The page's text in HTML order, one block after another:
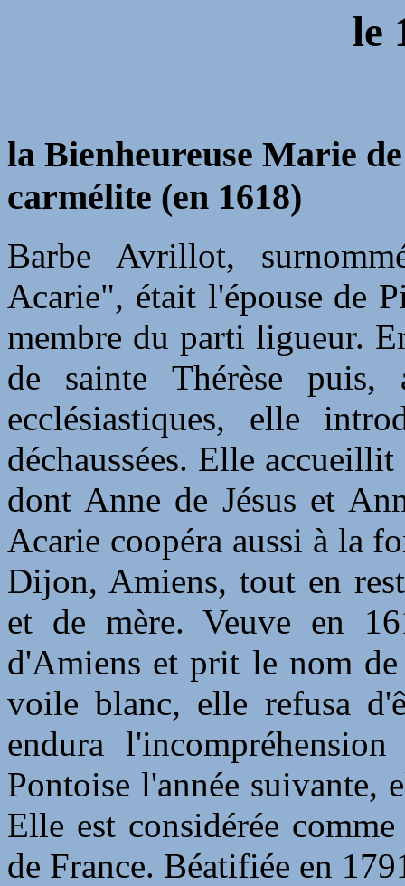
le
la Bienheureuse Marie
carmélite (en 1618)
Barbe Avrillot,
Acarie", était l'épouse de
membre du parti ligueur.
de sainte Thérèse puis,
ecclésiastiques, elle
déchaussées. Elle
dont Anne de Jésus et
Acarie coopéra aussi à la
Dijon, Amiens, tout en
et de mère. Veuve en
d'Amiens et prit le nom
voile blanc, elle refusa
endura
Pontoise l'année suivante,
Elle est considérée
de France. Béatifiée en